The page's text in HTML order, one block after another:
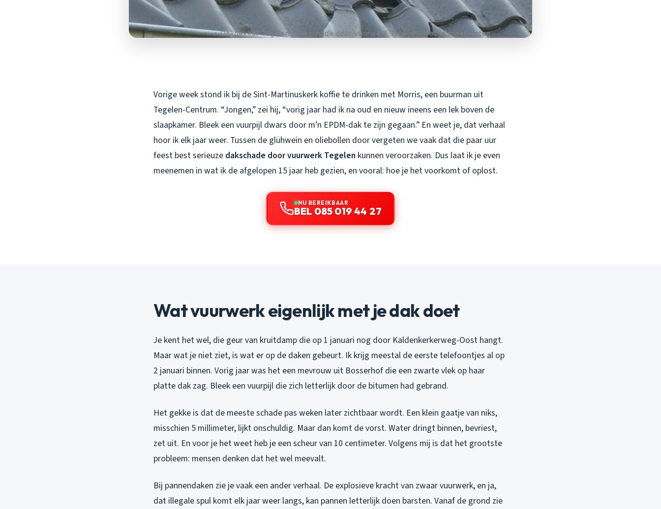
Vorige week stond ik bij de Sint-Martinuskerk koffie te drinken met Morris, een buurman uit
Tegelen-Centrum. “Jongen,” zei hij, “vorig jaar had ik na oud en nieuw ineens een lek boven de
slaapkamer. Bleek een vuurpijl dwars door m’n EPDM-dak te zijn gegaan.” En weet je, dat verhaal
hoor ik elk jaar weer. Tussen de glühwein en oliebollen door vergeten we vaak dat die paar uur
feest best serieuze dakschade door vuurwerk Tegelen kunnen veroorzaken. Dus laat ik je even
meenemen in wat ik de afgelopen 15 jaar heb gezien, en vooral: hoe je het voorkomt of oplost.
NU BEREIKBAAR
BEL 085 019 44 27
Wat vuurwerk eigenlijk met je dak doet
Je kent het wel, die geur van kruitdamp die op 1 januari nog door Kaldenkerkerweg-Oost hangt.
Maar wat je niet ziet, is wat er op de daken gebeurt. Ik krijg meestal de eerste telefoontjes al op
2 januari binnen. Vorig jaar was het een mevrouw uit Bosserhof die een zwarte vlek op haar
platte dak zag. Bleek een vuurpijl die zich letterlijk door de bitumen had gebrand.
Het gekke is dat de meeste schade pas weken later zichtbaar wordt. Een klein gaatje van niks,
misschien 5 millimeter, lijkt onschuldig. Maar dan komt de vorst. Water dringt binnen, bevriest,
zet uit. En voor je het weet heb je een scheur van 10 centimeter. Volgens mij is dat het grootste
probleem: mensen denken dat het wel meevalt.
Bij pannendaken zie je vaak een ander verhaal. De explosieve kracht van zwaar vuurwerk, en ja,
dat illegale spul komt elk jaar weer langs, kan pannen letterlijk doen barsten. Vanaf de grond zie